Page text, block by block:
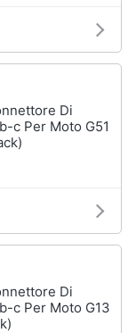
Di
c Per Moto G51
Di
c Per Moto G13